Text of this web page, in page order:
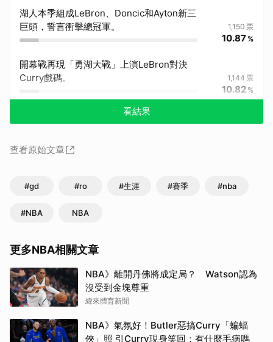
湖人本季組成LeBron、Doncic和Ayton新三
巨頭，誓言衝擊總冠軍。
1,150 票
10.87 %
開幕戰再現「勇湖大戰」上演LeBron對決
Curry戲碼。
1,144 票
10.82 %
看結果
查看原始文章
#gd #ro #生涯 #賽季 #nba
#NBA NBA
更多NBA相關文章
NBA》離開丹佛將成定局？ Watson認為
沒受到金塊尊重
緯來體育新聞
NBA》氣氛好！Butler惡搞Curry「蝙蝠
俠」照 引Curry現身笑回：有什麼毛病嗎